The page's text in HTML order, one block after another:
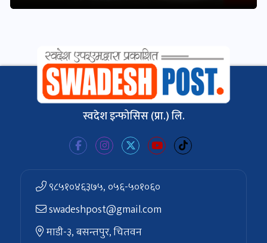
स्वदेश इन्फोसिस (प्रा.) लि.
९८५१०४६३७५, ०५६-५०१०६०
swadeshpost@gmail.com
माडी-३, बसन्तपुर, चितवन